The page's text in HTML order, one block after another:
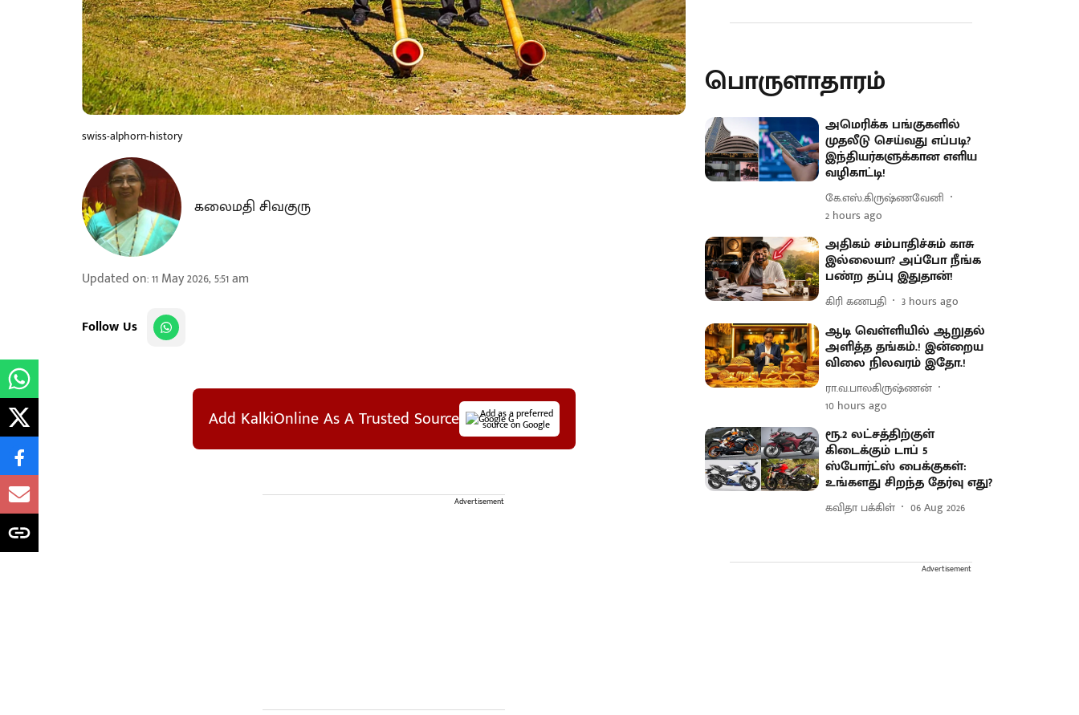
swiss-alphorn-history
கலைமதி சிவகுரு
Updated on:11 May 2026, 5:51 am
Follow Us
Add KalkiOnline As A Trusted Source Add as a preferred
source on Google
Advertisement
பொருளாதாரம்
அமெரிக்க பங்குகளில்
முதலீடு செய்வது எப்படி?
இந்தியர்களுக்கான எளிய
வழிகாட்டி!
கே.எஸ்.கிருஷ்ணவேனி
2 hours ago
அதிகம் சம்பாதிச்சும் காசு
இல்லையா? அப்போ நீங்க
பண்ற தப்பு இதுதான்!
கிரி கணபதி 3 hours ago
ஆடி வெள்ளியில் ஆறுதல்
அளித்த தங்கம்.! இன்றைய
விலை நிலவரம் இதோ.!
ரா.வ.பாலகிருஷ்ணன்
10 hours ago
ரூ.2 லட்சத்திற்குள்
கிடைக்கும் டாப் 5
ஸ்போர்ட்ஸ் பைக்குகள்:
உங்களது சிறந்த தேர்வு எது?
கவிதா பக்கிள் 06 Aug 2026
Advertisement